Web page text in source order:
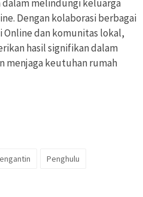
melindungi keluarga
Dengan kolaborasi berbagai
dan komunitas lokal,
hasil signifikan dalam
menjaga keutuhan rumah
Penghulu